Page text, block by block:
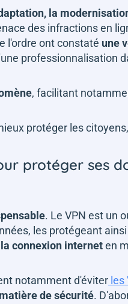
la
des infractions en
l'ordre ont constaté une
professionnalisation
, facilitant
protéger les
protéger ses
. Le VPN est un
les protégeant
connexion interneten
notamment d'éviter les
de sécurité.